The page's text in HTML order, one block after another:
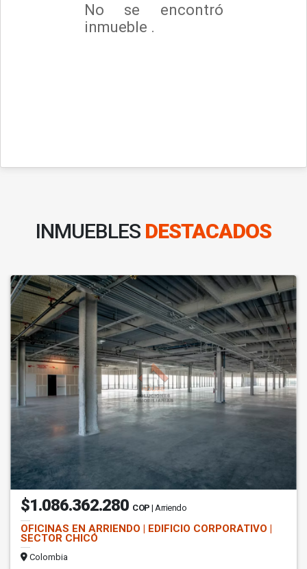
No se encontró
inmueble .
INMUEBLES DESTACADOS
$1.086.362.280 COP | Arriendo
OFICINAS EN ARRIENDO | EDIFICIO CORPORATIVO |
SECTOR CHICÓ
Colombia